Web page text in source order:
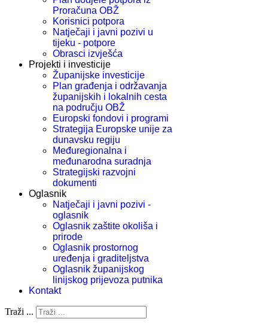
Proračuna OBŽ
Korisnici potpora
Natječaji i javni pozivi u
tijeku - potpore
Obrasci izvješća
Projekti i investicije
Županijske investicije
Plan građenja i održavanja
županijskih i lokalnih cesta
na području OBŽ
Europski fondovi i programi
Strategija Europske unije za
dunavsku regiju
Međuregionalna i
međunarodna suradnja
Strategijski razvojni
dokumenti
Oglasnik
Natječaji i javni pozivi -
oglasnik
Oglasnik zaštite okoliša i
prirode
Oglasnik prostornog
uređenja i graditeljstva
Oglasnik županijskog
linijskog prijevoza putnika
Kontakt
Traži ...